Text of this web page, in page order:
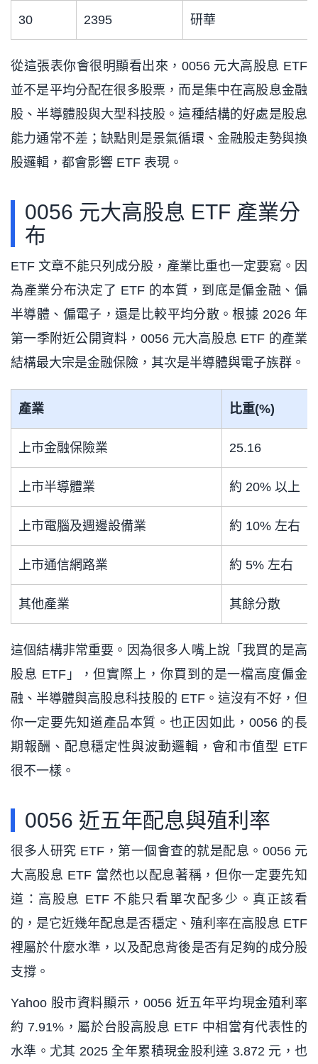
30 2395 研華
從這張表你會很明顯看出來，0056 元大高股息 ETF
並不是平均分配在很多股票，而是集中在高股息金融
股、半導體股與大型科技股。這種結構的好處是股息
能力通常不差；缺點則是景氣循環、金融股走勢與換
股邏輯，都會影響 ETF 表現。
0056 元大高股息 ETF 產業分
布
ETF 文章不能只列成分股，產業比重也一定要寫。因
為產業分布決定了 ETF 的本質，到底是偏金融、偏
半導體、偏電子，還是比較平均分散。根據 2026 年
第一季附近公開資料，0056 元大高股息 ETF 的產業
結構最大宗是金融保險，其次是半導體與電子族群。
產業 比重(%)
上市金融保險業 25.16
上市半導體業 約 20% 以上
上市電腦及週邊設備業 約 10% 左右
上市通信網路業 約 5% 左右
其他產業 其餘分散
這個結構非常重要。因為很多人嘴上說「我買的是高
股息 ETF」，但實際上，你買到的是一檔高度偏金
融、半導體與高股息科技股的 ETF。這沒有不好，但
你一定要先知道產品本質。也正因如此，0056 的長
期報酬、配息穩定性與波動邏輯，會和市值型 ETF
很不一樣。
0056 近五年配息與殖利率
很多人研究 ETF，第一個會查的就是配息。0056 元
大高股息 ETF 當然也以配息著稱，但你一定要先知
道：高股息 ETF 不能只看單次配多少。真正該看
的，是它近幾年配息是否穩定、殖利率在高股息 ETF
裡屬於什麼水準，以及配息背後是否有足夠的成分股
支撐。
Yahoo 股市資料顯示，0056 近五年平均現金殖利率
約 7.91%，屬於台股高股息 ETF 中相當有代表性的
水準。尤其 2025 全年累積現金股利達 3.872 元，也